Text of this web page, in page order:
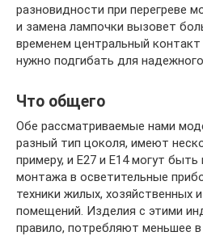
разновидности при перегреве
и замена лампочки вызовет
временем центральный контакт
нужно подгибать для
Что общего
Обе рассматриваемые нами
разный тип цоколя, имеют
примеру, и Е27 и Е14 могут
монтажа в осветительные
техники жилых, хозяйственных
помещений. Изделия с этими
правило, потребляют меньшее